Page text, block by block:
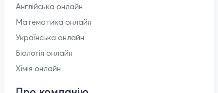
Англійська онлайн
Математика онлайн
Українська онлайн
Біологія онлайн
Хімія онлайн